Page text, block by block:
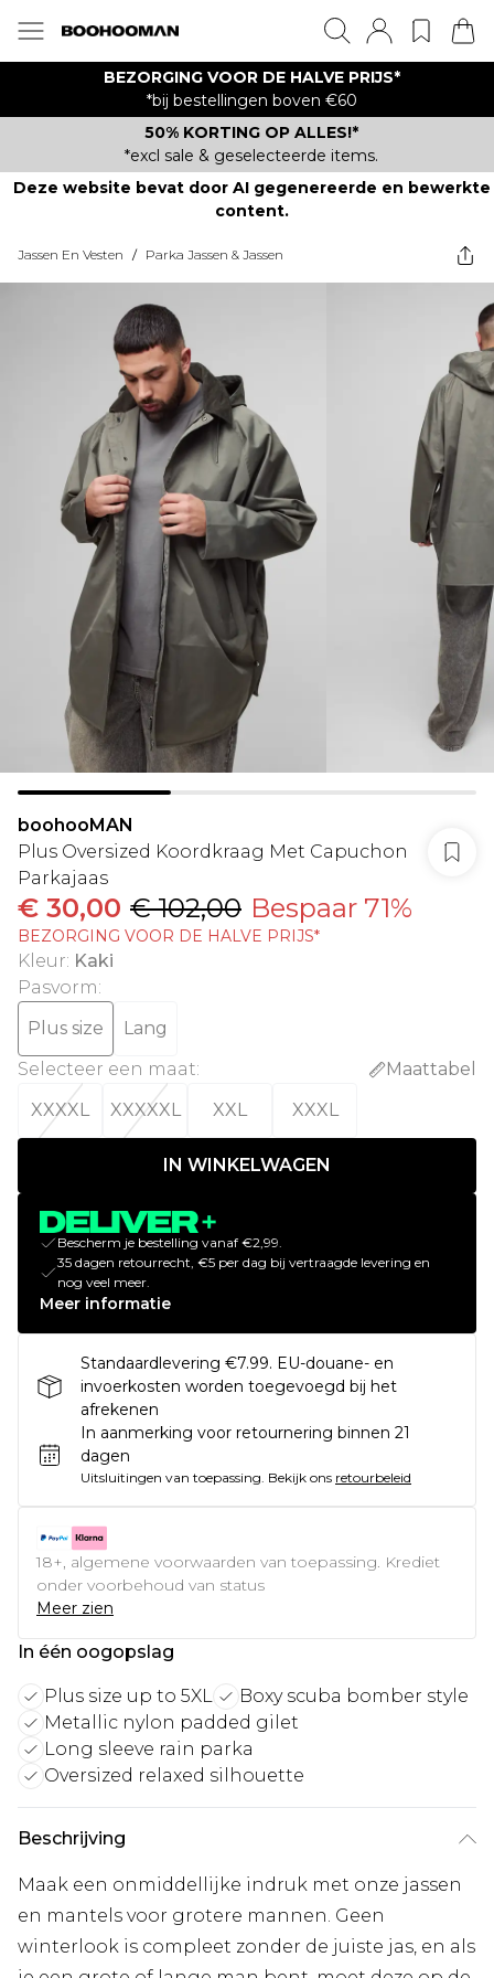
BEZORGING VOOR DE HALVE PRIJS*
*bij bestellingen boven €60
50% KORTING OP ALLES!*
*excl sale & geselecteerde items.
Deze website bevat door AI gegenereerde en bewerkte
content.
Jassen En Vesten / Parka Jassen & Jassen
boohooMAN
Plus Oversized Koordkraag Met Capuchon
Parkajaas
€ 30,00 € 102,00 Bespaar 71%
BEZORGING VOOR DE HALVE PRIJS*
Kleur: Kaki
Pasvorm:
Plus size
Lang
Selecteer een maat:
Maattabel
XXXXL
XXXXXL XXL XXXL
IN WINKELWAGEN
Bescherm je bestelling vanaf €2,99.
35 dagen retourrecht, €5 per dag bij vertraagde levering en
nog veel meer.
Meer informatie
Standaardlevering €7.99. EU-douane- en
invoerkosten worden toegevoegd bij het
afrekenen
In aanmerking voor retournering binnen 21
dagen
Uitsluitingen van toepassing. Bekijk ons retourbeleid
18+, algemene voorwaarden van toepassing. Krediet
onder voorbehoud van status
Meer zien
In één oogopslag
Plus size up to 5XL
Boxy scuba bomber style
Metallic nylon padded gilet
Long sleeve rain parka
Oversized relaxed silhouette
Beschrijving
Maak een onmiddellijke indruk met onze jassen
en mantels voor grotere mannen. Geen
winterlook is compleet zonder de juiste jas, en als